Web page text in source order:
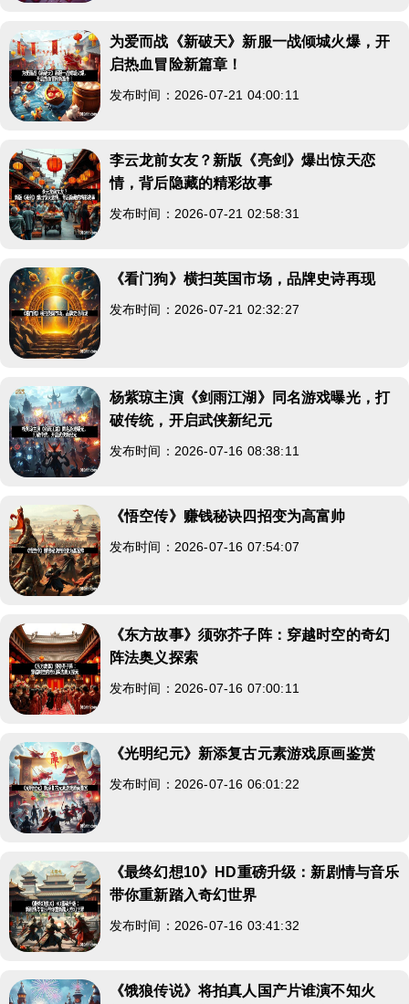
为爱而战《新破天》新服一战倾城火爆，开
启热血冒险新篇章！
发布时间：2026-07-21 04:00:11
李云龙前女友？新版《亮剑》爆出惊天恋
情，背后隐藏的精彩故事
发布时间：2026-07-21 02:58:31
《看门狗》横扫英国市场，品牌史诗再现
发布时间：2026-07-21 02:32:27
杨紫琼主演《剑雨江湖》同名游戏曝光，打
破传统，开启武侠新纪元
发布时间：2026-07-16 08:38:11
《悟空传》赚钱秘诀四招变为高富帅
发布时间：2026-07-16 07:54:07
《东方故事》须弥芥子阵：穿越时空的奇幻
阵法奥义探索
发布时间：2026-07-16 07:00:11
《光明纪元》新添复古元素游戏原画鉴赏
发布时间：2026-07-16 06:01:22
《最终幻想10》HD重磅升级：新剧情与音乐
带你重新踏入奇幻世界
发布时间：2026-07-16 03:41:32
《饿狼传说》将拍真人国产片谁演不知火